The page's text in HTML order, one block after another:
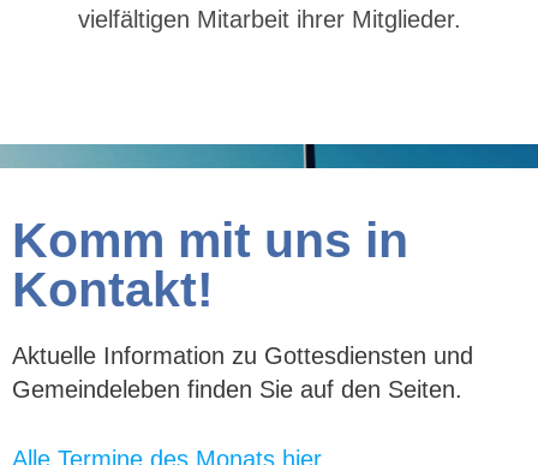
vielfältigen Mitarbeit ihrer Mitglieder.
Komm mit uns in
Kontakt!
Aktuelle Information zu Gottesdiensten und
Gemeindeleben finden Sie auf den Seiten.
Alle Termine des Monats hier.